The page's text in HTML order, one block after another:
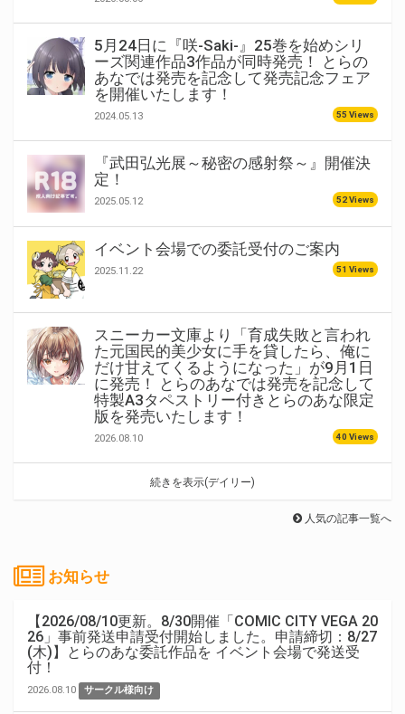
5月24日に『咲-Saki-』25巻を始めシリ
ーズ関連作品3作品が同時発売！ とらの
あなでは発売を記念して発売記念フェア
を開催いたします！
2024.05.13 55 Views
『武田弘光展～秘密の感射祭～』開催決
定！
2025.05.12 52 Views
イベント会場での委託受付のご案内
2025.11.22 51 Views
スニーカー文庫より「育成失敗と言われ
た元国民的美少女に手を貸したら、俺に
だけ甘えてくるようになった」が9月1日
に発売！ とらのあなでは発売を記念して
特製A3タペストリー付きとらのあな限定
版を発売いたします！
2026.08.10 40 Views
続きを表示(デイリー)
人気の記事一覧へ
お知らせ
【2026/08/10更新。8/30開催「COMIC CITY VEGA 20
26」事前発送申請受付開始しました。申請締切：8/27
(木)】とらのあな委託作品を イベント会場で発送受
付！
2026.08.10 サークル様向け